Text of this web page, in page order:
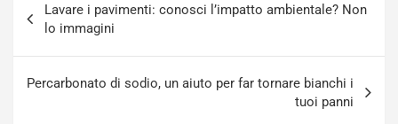
articoli
Lavare i pavimenti: conosci l’impatto ambientale? Non
lo immagini
Percarbonato di sodio, un aiuto per far tornare bianchi i
tuoi panni